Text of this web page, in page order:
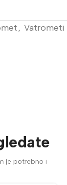
, Vatrometi
je potrebno i